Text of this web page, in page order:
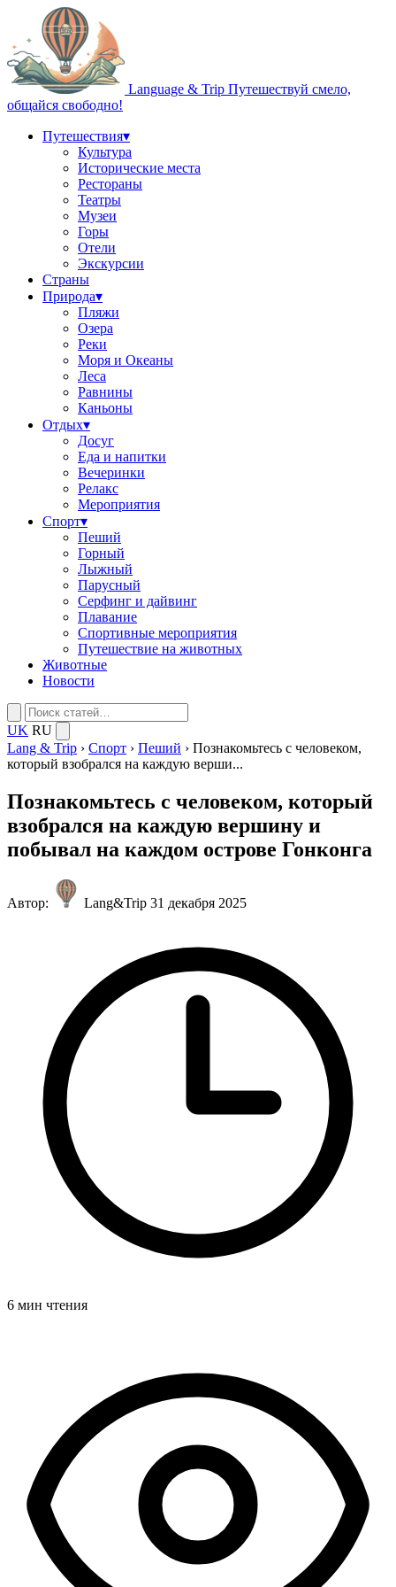
Language & Trip Путешествуй смело,
общайся свободно!
Путешествия▾
Культура
Исторические места
Рестораны
Театры
Музеи
Горы
Отели
Экскурсии
Страны
Природа▾
Пляжи
Озера
Реки
Моря и Океаны
Леса
Равнины
Каньоны
Отдых▾
Досуг
Еда и напитки
Вечеринки
Релакс
Мероприятия
Спорт▾
Пеший
Горный
Лыжный
Парусный
Серфинг и дайвинг
Плавание
Спортивные мероприятия
Путешествие на животных
Животные
Новости
UK RU
Lang & Trip › Спорт › Пеший › Познакомьтесь с человеком,
который взобрался на каждую верши...
Познакомьтесь с человеком, который
взобрался на каждую вершину и
побывал на каждом острове Гонконга
Автор: Lang&Trip 31 декабря 2025
6 мин чтения